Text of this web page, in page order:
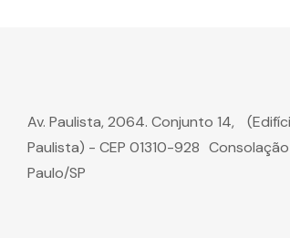
Av. Paulista, 2064. Conjunto 14,
Paulista) - CEP 01310-928
Paulo/SP